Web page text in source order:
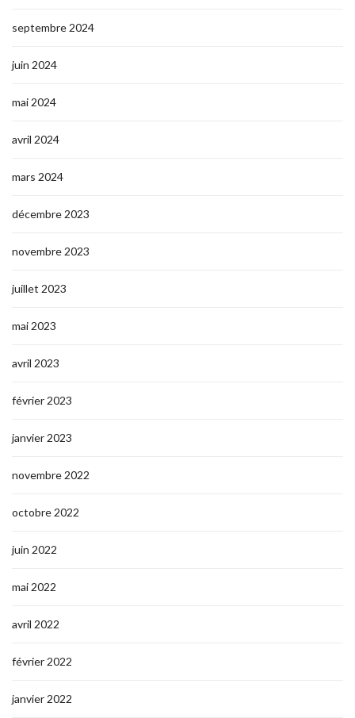
septembre 2024
juin 2024
mai 2024
avril 2024
mars 2024
décembre 2023
novembre 2023
juillet 2023
mai 2023
avril 2023
février 2023
janvier 2023
novembre 2022
octobre 2022
juin 2022
mai 2022
avril 2022
février 2022
janvier 2022